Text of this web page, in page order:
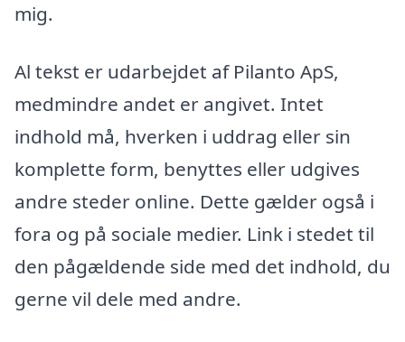
mig.
Al tekst er udarbejdet af Pilanto ApS,
medmindre andet er angivet. Intet
indhold må, hverken i uddrag eller sin
komplette form, benyttes eller udgives
andre steder online. Dette gælder også i
fora og på sociale medier. Link i stedet til
den pågældende side med det indhold, du
gerne vil dele med andre.